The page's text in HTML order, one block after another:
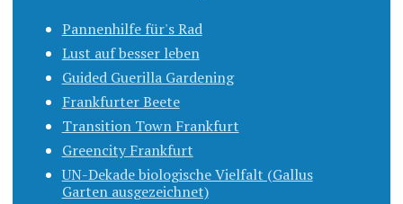
Pannenhilfe für's Rad
Lust auf besser leben
Guided Guerilla Gardening
Frankfurter Beete
Transition Town Frankfurt
Greencity Frankfurt
UN-Dekade biologische Vielfalt (Gallus
Garten ausgezeichnet)